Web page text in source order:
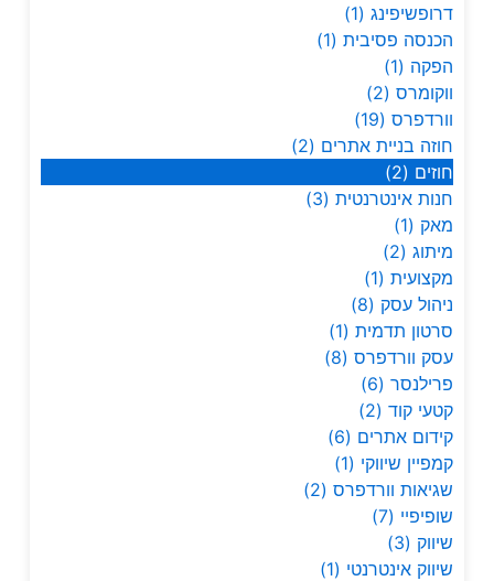
דרופשיפינג(1)
הכנסה פסיבית(1)
הפקה (1)
ווקומרס(2)
וורדפרס(19)
חוזה בניית אתרים (2)
חוזים (2)
חנות אינטרנטית(3)
מאק (1)
מיתוג(2)
מקצועית(1)
ניהול עסק (8)
סרטון תדמית(1)
עסק וורדפרס(8)
פרילנסר(6)
קטעי קוד(2)
קידום אתרים (6)
קמפיין שיווקי (1)
שגיאות וורדפרס(2)
שופיפיי (7)
שיווק (3)
שיווק אינטרנטי (1)